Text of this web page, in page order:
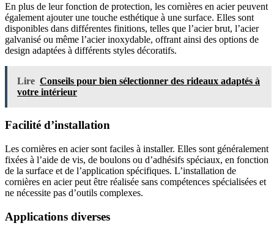
En plus de leur fonction de protection, les cornières en acier peuvent
également ajouter une touche esthétique à une surface. Elles sont
disponibles dans différentes finitions, telles que l’acier brut, l’acier
galvanisé ou même l’acier inoxydable, offrant ainsi des options de
design adaptées à différents styles décoratifs.
Lire Conseils pour bien sélectionner des rideaux adaptés à
votre intérieur
Facilité d’installation
Les cornières en acier sont faciles à installer. Elles sont généralement
fixées à l’aide de vis, de boulons ou d’adhésifs spéciaux, en fonction
de la surface et de l’application spécifiques. L’installation de
cornières en acier peut être réalisée sans compétences spécialisées et
ne nécessite pas d’outils complexes.
Applications diverses